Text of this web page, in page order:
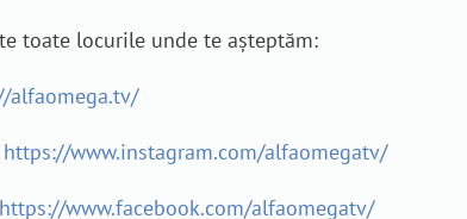
toate locurile unde te așteptăm:
alfaomega.tv/
https://www.instagram.com/alfaomegatv/
https://www.facebook.com/alfaomegatv/